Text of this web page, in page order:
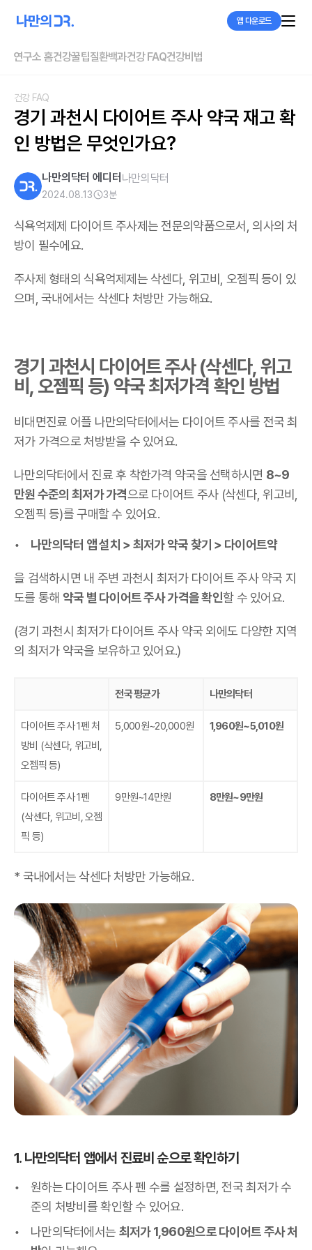
앱 다운로드
연구소 홈건강꿀팁질환백과건강 FAQ건강비법
건강 FAQ
경기 과천시 다이어트 주사 약국 재고 확
인 방법은 무엇인가요?
나만의닥터 에디터 나만의닥터
2024.08.13 3분
식욕억제제 다이어트 주사제는 전문의약품으로서, 의사의 처
방이 필수에요.
주사제 형태의 식욕억제제는 삭센다, 위고비, 오젬픽 등이 있
으며,국내에서는 삭센다 처방만 가능해요.
경기 과천시 다이어트 주사 (삭센다, 위고
비, 오젬픽 등) 약국 최저가격 확인 방법
비대면진료 어플 나만의닥터에서는 다이어트 주사를 전국 최
저가 가격으로 처방받을 수 있어요.
나만의닥터에서 진료 후 착한가격 약국을 선택하시면 8~9
만원 수준의 최저가 가격으로 다이어트 주사 (삭센다, 위고비,
오젬픽 등)를 구매할 수 있어요.
나만의닥터 앱 설치 > 최저가 약국 찾기 > 다이어트약
을 검색하시면 내 주변 과천시 최저가 다이어트 주사 약국 지
도를 통해 약국 별 다이어트 주사 가격을 확인할 수 있어요.
(경기 과천시 최저가 다이어트 주사 약국 외에도 다양한 지역
의 최저가 약국을 보유하고 있어요.)
전국 평균가 나만의닥터
다이어트 주사 1펜 처
방비 (삭센다, 위고비,
오젬픽 등)
5,000원~20,000원 1,960원~5,010원
다이어트 주사 1펜
(삭센다, 위고비, 오젬
픽 등)
9만원~14만원 8만원~9만원
* 국내에서는 삭센다 처방만 가능해요.
1. 나만의닥터 앱에서 진료비 순으로 확인하기
원하는 다이어트 주사 펜 수를 설정하면, 전국 최저가 수
준의 처방비를 확인할 수 있어요.
나만의닥터에서는 최저가 1,960원으로 다이어트 주사 처